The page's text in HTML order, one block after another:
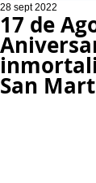
17 de
San
28 sept 2022